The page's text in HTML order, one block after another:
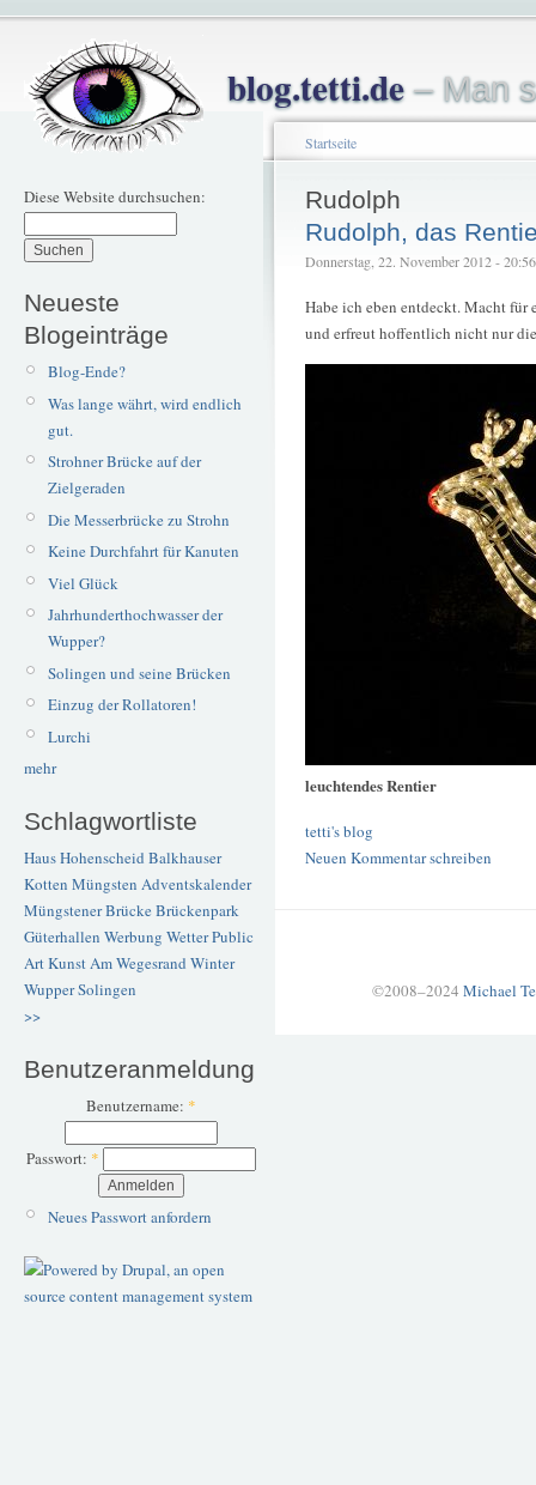
blog.tetti.de– Man
Diese Website durchsuchen:
Neueste
Blogeinträge
Blog-Ende?
Was lange währt, wird endlich
gut.
Strohner Brücke auf der
Zielgeraden
Die Messerbrücke zu Strohn
Keine Durchfahrt für Kanuten
Viel Glück
Jahrhunderthochwasser der
Wupper?
Solingen und seine Brücken
Einzug der Rollatoren!
Lurchi
mehr
Schlagwortliste
Haus Hohenscheid Balkhauser
Kotten Müngsten Adventskalender
Müngstener BrückeBrückenpark
Güterhallen Werbung WetterPublic
ArtKunstAm Wegesrand Winter
WupperSolingen
>>
Benutzeranmeldung
Benutzername: *
Passwort: *
Neues Passwort anfordern
Startseite
Rudolph
Rudolph, das
Donnerstag, 22. November 2012 -
Habe ich eben entdeckt. Macht für
und erfreut hoffentlich nicht nur
leuchtendes Rentier
tetti's blog
Neuen Kommentar schreiben
©2008–2024 Michael